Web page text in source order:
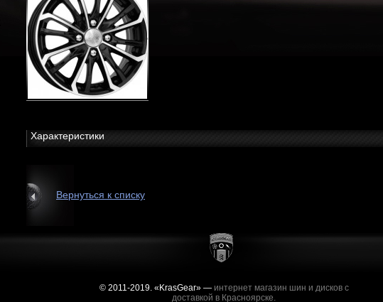
Характеристики
Вернуться к списку
© 2011-2019. «KrasGear» — интернет магазин шин и дисков с
доставкой в Красноярске.